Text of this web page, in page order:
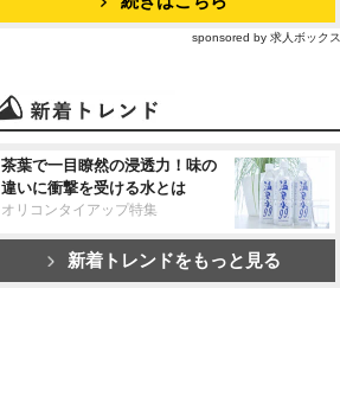
sponsored by 求人ボックス
茶葉で一目瞭然の浸透力！味の
違いに衝撃を受ける水とは
オリコンタイアップ特集
新着トレンドをもっと見る